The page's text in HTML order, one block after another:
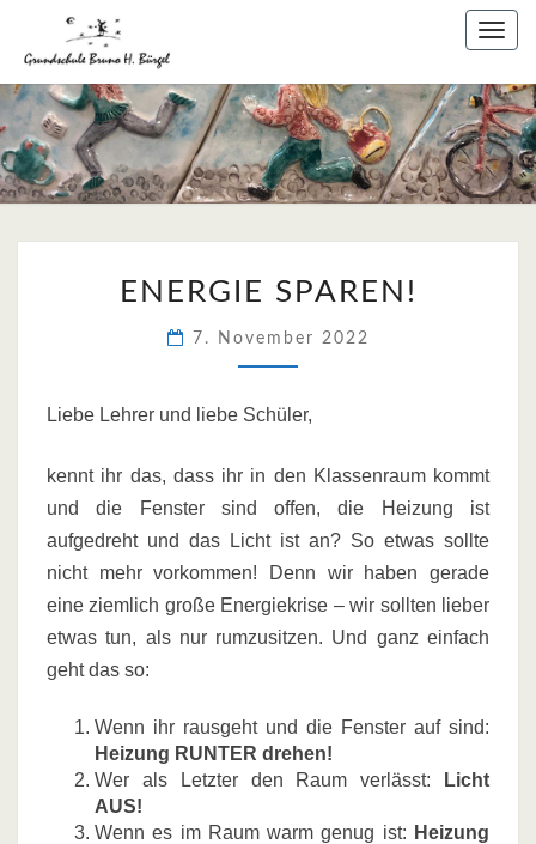
content
SPAREN!
ENERGIE SPAREN!
7. November 2022
Liebe Lehrer und liebe Schüler,
kennt ihr das, dass ihr in den Klassenraum kommt
und die Fenster sind offen, die Heizung ist
aufgedreht und das Licht ist an? So etwas sollte
nicht mehr vorkommen! Denn wir haben gerade
eine ziemlich große Energiekrise – wir sollten lieber
etwas tun, als nur rumzusitzen. Und ganz einfach
geht das so:
Wenn ihr rausgeht und die Fenster auf sind:
Heizung RUNTER drehen!
Wer als Letzter den Raum verlässt:
Licht
AUS!
Wenn es im Raum warm genug ist: Heizung